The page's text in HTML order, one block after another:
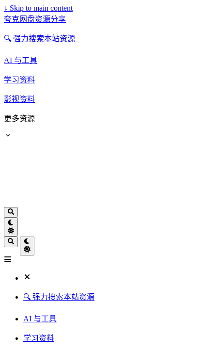
↓ Skip to main content
夸克网盘资源分享
🔍 强力搜索本站资源
AI 与工具
学习资料
影视资料
更多资源
🔍 强力搜索本站资源
AI 与工具
学习资料